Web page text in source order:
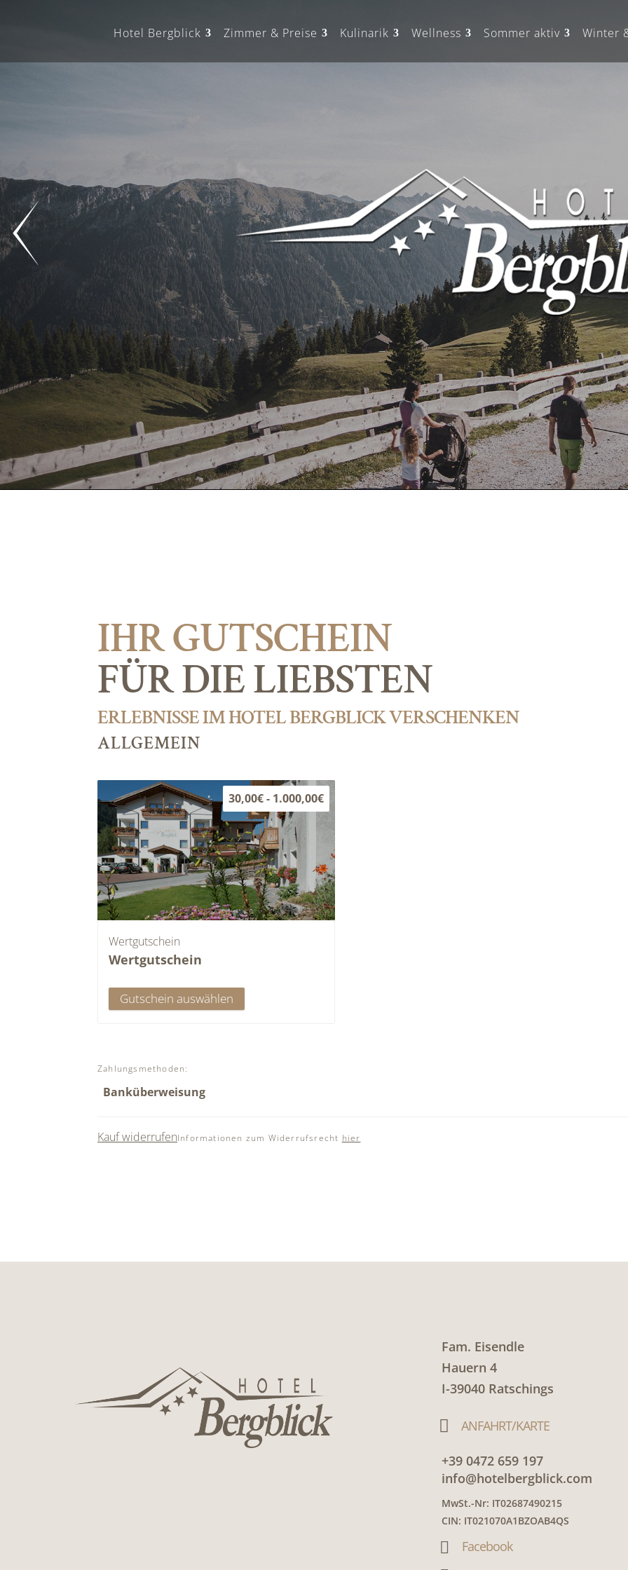
Hotel Bergblick Zimmer & Preise Kulinarik Wellness Sommer aktiv Winter
IHR GUTSCHEIN
FÜR DIE LIEBSTEN
ERLEBNISSE IM HOTEL BERGBLICK VERSCHENKEN
ALLGEMEIN
30,00€ - 1.000,00€
Wertgutschein
Wertgutschein
Gutschein auswählen
Zahlungsmethoden:
Banküberweisung
Kauf widerrufenInformationen zum Widerrufsrecht hier
Fam. Eisendle
Hauern 4
I-39040 Ratschings
 ANFAHRT/KARTE
+39 0472 659 197
info@hotelbergblick.com
MwSt.-Nr: IT02687490215
CIN: IT021070A1BZOAB4QS
 Facebook